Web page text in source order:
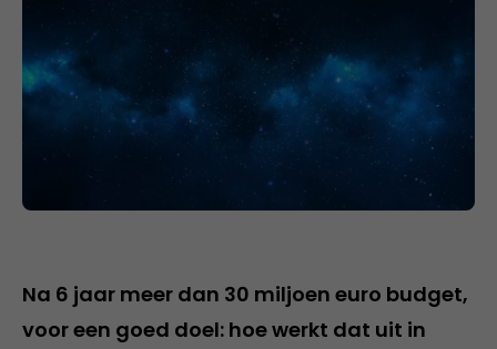
Na 6 jaar meer dan 30 miljoen euro budget,
voor een goed doel: hoe werkt dat uit in